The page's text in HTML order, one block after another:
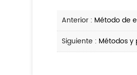
Anterior : Método de
Siguiente : Métodos